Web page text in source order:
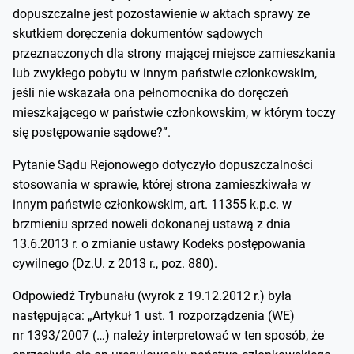
dopuszczalne jest pozostawienie w aktach sprawy ze
skutkiem doręczenia dokumentów sądowych
przeznaczonych dla strony mającej miejsce zamieszkania
lub zwykłego pobytu w innym państwie członkowskim,
jeśli nie wskazała ona pełnomocnika do doręczeń
mieszkającego w państwie członkowskim, w którym toczy
się postępowanie sądowe?”.
Pytanie Sądu Rejonowego dotyczyło dopuszczalności
stosowania w sprawie, której strona zamieszkiwała w
innym państwie członkowskim, art. 11355 k.p.c. w
brzmieniu sprzed noweli dokonanej ustawą z dnia
13.6.2013 r. o zmianie ustawy Kodeks postępowania
cywilnego (Dz.U. z 2013 r., poz. 880).
Odpowiedź Trybunału (wyrok z 19.12.2012 r.) była
następująca: „Artykuł 1 ust. 1 rozporządzenia (WE)
nr 1393/2007 (…) należy interpretować w ten sposób, że